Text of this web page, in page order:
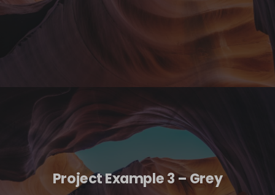
Project Example 3 – Grey